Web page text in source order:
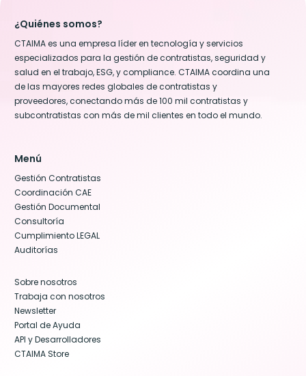
¿Quiénes somos?
CTAIMA es una empresa líder en tecnología y servicios
especializados para la gestión de contratistas, seguridad y
salud en el trabajo, ESG, y compliance. CTAIMA coordina una
de las mayores redes globales de contratistas y
proveedores, conectando más de 100 mil contratistas y
subcontratistas con más de mil clientes en todo el mundo.
Menú
Gestión Contratistas
Coordinación CAE
Gestión Documental
Consultoría
Cumplimiento LEGAL
Auditorías
Sobre nosotros
Trabaja con nosotros
Newsletter
Portal de Ayuda
API y Desarrolladores
CTAIMA Store